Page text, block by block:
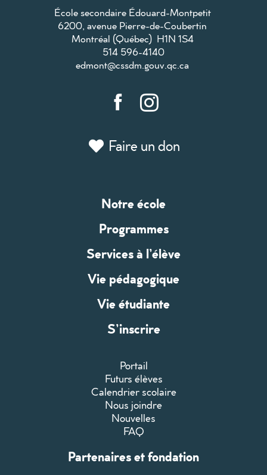
École secondaire Édouard-Montpetit
6200, avenue Pierre-de-Coubertin
Montréal (Québec) H1N 1S4
514 596-4140
edmont@cssdm.gouv.qc.ca
Faire un don
Notre école
Programmes
Services à l’élève
Vie pédagogique
Vie étudiante
S’inscrire
Portail
Futurs élèves
Calendrier scolaire
Nous joindre
Nouvelles
FAQ
Partenaires et fondation